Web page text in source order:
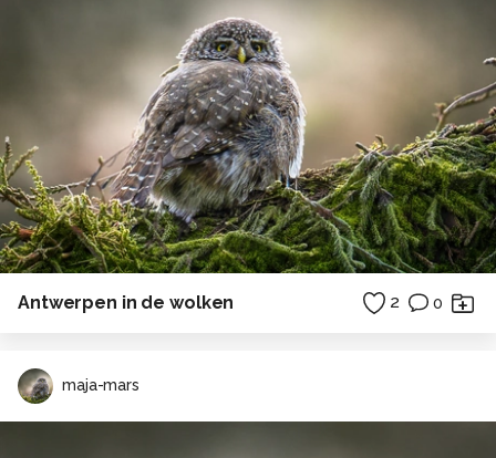
Antwerpen in de wolken 2 0
maja-mars